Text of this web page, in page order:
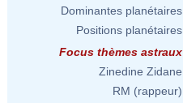
Dominantes planétaires
Positions planétaires
Focus thèmes astraux
Zinedine Zidane
RM (rappeur)